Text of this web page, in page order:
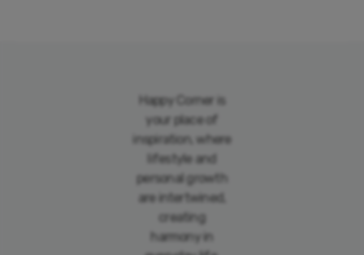
Happy Corner is
your place of
inspiration, where
lifestyle and
personal growth
are intertwined,
creating
harmony in